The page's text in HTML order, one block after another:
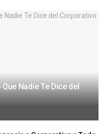
Nadie Te Dice del